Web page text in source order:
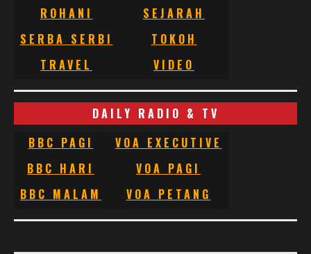
ROHANI
SEJARAH
SERBA SERBI
TOKOH
TRAVEL
VIDEO
DAILY RADIO & TV
BBC PAGI
VOA EXECUTIVE
BBC HARI
VOA PAGI
BBC MALAM
VOA PETANG